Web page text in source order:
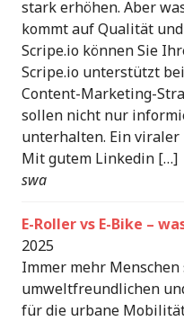
stark erhöhen. Aber
kommt auf Qualität
Scripe.io können Sie
Scripe.io unterstützt
Content-Marketing-
sollen nicht nur
unterhalten. Ein
Mit gutem Linkedin […]
swa
E-Roller vs E-Bike –
2025
Immer mehr Menschen
umweltfreundlichen
für die urbane